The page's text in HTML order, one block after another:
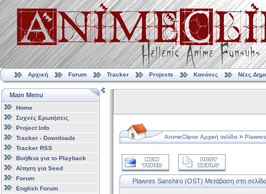
Αρχική Forum Tracker Projects Κανόνες Νέες
Main Menu
Home
Συχνές Ερωτήσεις
Project Info
Tracker - Downloads
Tracker RSS
Βοήθεια για το Playback
Αίτηση για Seed
Forum
English Forum
AnimeClipse Αρχική σελίδα »
Plawres Sanshiro (OST) Μετάβαση στη